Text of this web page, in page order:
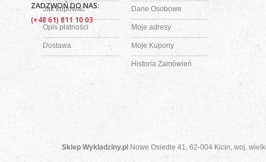
Jak kupować
Opis płatności
Dostawa
Dane Osobowe
Moje adresy
Moje Kupony
Historia Zamówień
Sklep Wykladziny.pl Nowe Osiedle 41, 62-004 Kicin, woj.
ZADZWOŃ DO NAS:
(+48 61) 811 10 03